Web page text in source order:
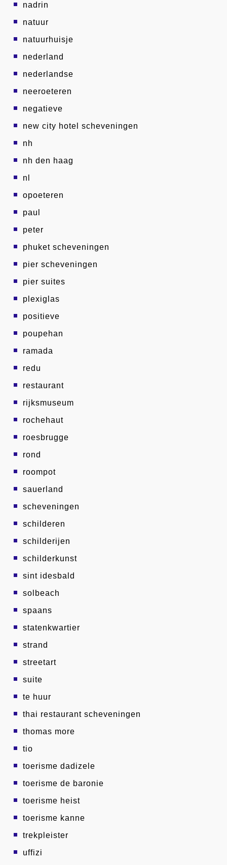
nadrin
natuur
natuurhuisje
nederland
nederlandse
neeroeteren
negatieve
new city hotel scheveningen
nh
nh den haag
nl
opoeteren
paul
peter
phuket scheveningen
pier scheveningen
pier suites
plexiglas
positieve
poupehan
ramada
redu
restaurant
rijksmuseum
rochehaut
roesbrugge
rond
roompot
sauerland
scheveningen
schilderen
schilderijen
schilderkunst
sint idesbald
solbeach
spaans
statenkwartier
strand
streetart
suite
te huur
thai restaurant scheveningen
thomas more
tio
toerisme dadizele
toerisme de baronie
toerisme heist
toerisme kanne
trekpleister
uffizi